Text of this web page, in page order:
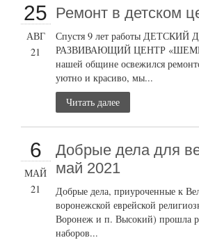
25
АВГ
21
Ремонт в детском
Спустя 9 лет работы
РАЗВИВАЮЩИЙ ЦЕНТР
нашей общине освежился
уютно и красиво, мы...
Читать далее
6
МАЙ
21
Добрые дела для
май 2021
Добрые дела, приуроченные к
воронежской еврейской
Воронеж и п. Высокий) прошла
наборов...